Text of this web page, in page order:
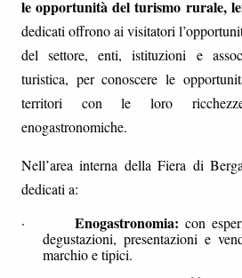
le opportunità del turismo rurale,
dedicati offrono ai visitatori
del settore, enti, istituzioni e
turistica, per conoscere le
territori con le loro
enogastronomiche.
Nell’area interna della Fiera di
dedicati a:
·
Enogastronomia: con
degustazioni, presentazioni e
marchio e tipici.